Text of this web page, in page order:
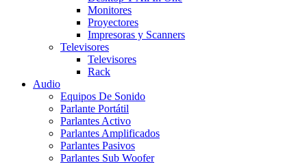
Monitores
Proyectores
Impresoras y Scanners
Televisores
Televisores
Rack
Audio
Equipos De Sonido
Parlante Portátil
Parlantes Activo
Parlantes Amplificados
Parlantes Pasivos
Parlantes Sub Woofer